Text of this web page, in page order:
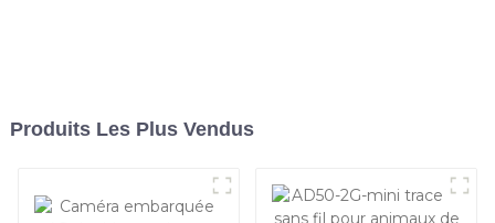
Produits Les Plus Vendus